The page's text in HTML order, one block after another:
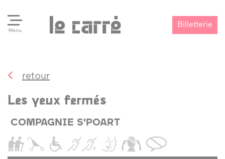
Menu
Billetterie
retour
Les yeux fermés
COMPAGNIE S'POART